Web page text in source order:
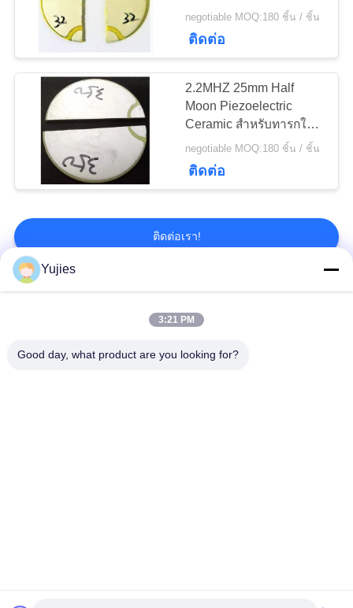
Transducer แก๊ส
อัลตราโซนิก
9
ตัวแปลงสัญญาณ
Atomizing ล้ำเสียง
ของทารกในครรภ์
negotiable MOQ:180 ชิ้น / ชิ้น
ติดต่อ
2.2MHZ 25mm Half
Moon Piezoelectric
Ceramic สำหรับทารกใน
ครรภ์ Doppler
negotiable MOQ:180 ชิ้น / ชิ้น
ติดต่อ
ติดต่อเรา!
หมวดหมู่ยอดนิยม
PZT เครื่องแปลง
Transducer ทางการ
Yujies
3:21 PM
Good day, what product are you looking for?